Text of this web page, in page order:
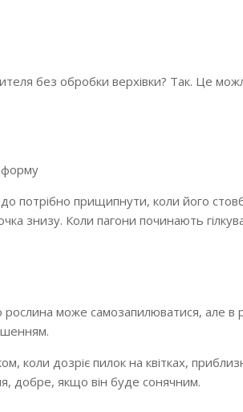
без обробки верхівки? Так. Це
потрібно прищипнути, коли його
знизу. Коли пагони починають
рослина може самозапилюватися, але в
коли дозріє пилок на квітках,
добре, якщо він буде сонячним.